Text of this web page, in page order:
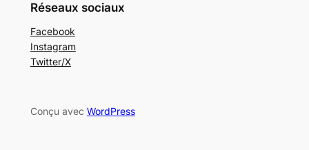
Réseaux sociaux
Facebook
Instagram
Twitter/X
Conçu avec WordPress